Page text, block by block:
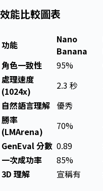
效能比較圖表
功能
Nano
Banana
角色一致性
95%
處理速度
(1024x)
2.3 秒
自然語言理解 優秀
勝率
(LMArena)
70%
GenEval 分數 0.89
一次成功率
85%
3D 理解
宣稱有